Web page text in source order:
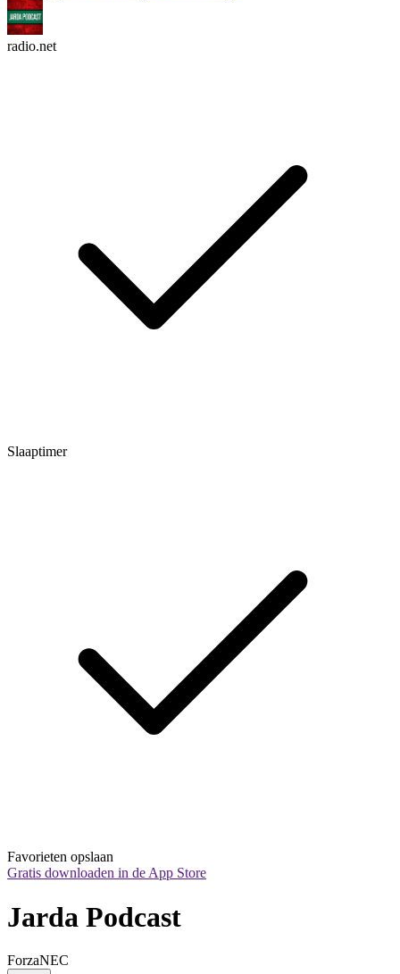
radio.net
Slaaptimer
Favorieten opslaan
Gratis downloaden in de App Store
Jarda Podcast
ForzaNEC